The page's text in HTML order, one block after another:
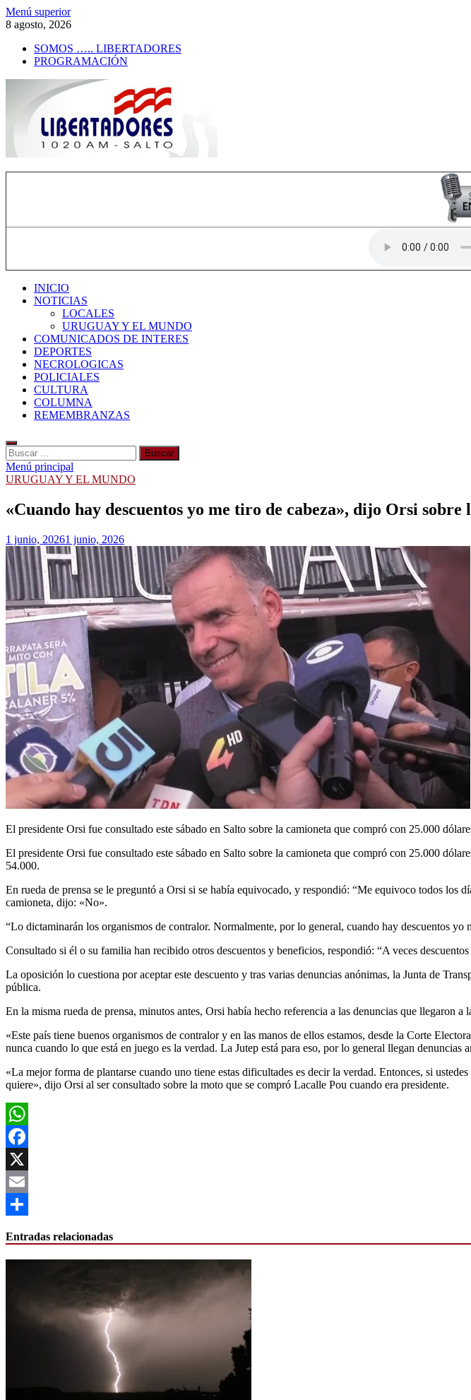
Saltar
al
Menú superior
8 agosto, 2026
SOMOS ….. LIBERTADORES
PROGRAMACIÓN
INICIO
NOTICIAS
LOCALES
URUGUAY Y EL MUNDO
COMUNICADOS DE INTERES
DEPORTES
NECROLOGICAS
POLICIALES
CULTURA
COLUMNA
REMEMBRANZAS
Buscar:
Menú principal
URUGUAY Y EL MUNDO
«Cuando hay descuentos yo me tiro de cabeza», dijo Orsi
1 junio, 20261 junio, 2026
El presidente Orsi fue consultado este sábado en Salto sobre la camioneta que compró con 25.000
El presidente Orsi fue consultado este sábado en Salto sobre la camioneta que compró con 25.000
54.000.
En rueda de prensa se le preguntó a Orsi si se había equivocado, y respondió: “Me equivoco todos los
camioneta, dijo: «No».
“Lo dictaminarán los organismos de contralor. Normalmente, por lo general, cuando hay descuentos yo
Consultado si él o su familia han recibido otros descuentos y beneficios, respondió: “A veces
La oposición lo cuestiona por aceptar este descuento y tras varias denuncias anónimas, la Junta de
pública.
En la misma rueda de prensa, minutos antes, Orsi había hecho referencia a las denuncias que llegaron
«Este país tiene buenos organismos de contralor y en las manos de ellos estamos, desde la Corte
nunca cuando lo que está en juego es la verdad. La Jutep está para eso, por lo general llegan
«La mejor forma de plantarse cuando uno tiene estas dificultades es decir la verdad. Entonces, si
quiere», dijo Orsi al ser consultado sobre la moto que se compró Lacalle Pou cuando era presidente.
WhatsApp
Facebook
X
Email
Entradas relacionadas